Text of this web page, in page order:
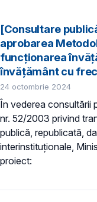
[Consultare
aprobarea
funcționarea
învățământ cu
24 octombrie 2024
În vederea consultării
nr. 52/2003 privind
publică, republicată,
interinstituționale,
proiect: